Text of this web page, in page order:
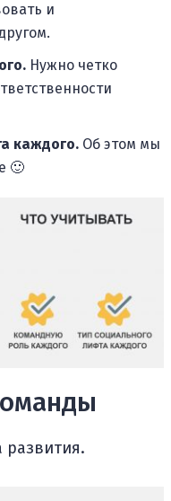
и
Нужно четко
каждого. Об этом мы
🙂
развития.